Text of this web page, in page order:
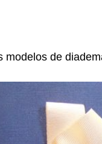
modelos de